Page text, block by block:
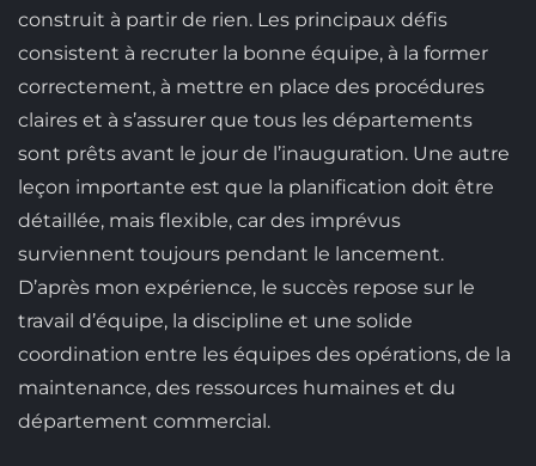
construit à partir de rien. Les principaux défis
consistent à recruter la bonne équipe, à la former
correctement, à mettre en place des procédures
claires et à s’assurer que tous les départements
sont prêts avant le jour de l’inauguration. Une autre
leçon importante est que la planification doit être
détaillée, mais flexible, car des imprévus
surviennent toujours pendant le lancement.
D’après mon expérience, le succès repose sur le
travail d’équipe, la discipline et une solide
coordination entre les équipes des opérations, de la
maintenance, des ressources humaines et du
département commercial.